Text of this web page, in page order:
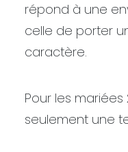
répond à une
celle de porter
caractère.
Pour les mariées
seulement une